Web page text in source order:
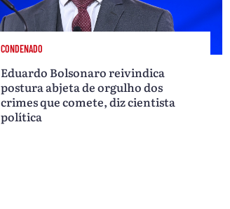
CONDENADO
Eduardo Bolsonaro reivindica
postura abjeta de orgulho dos
crimes que comete, diz cientista
política